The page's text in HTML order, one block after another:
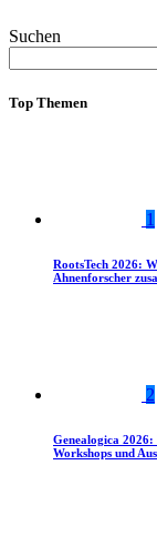
Suchen
Top Themen
1
RootsTech 2026:
Ahnenforscher
2
Genealogica
Workshops und